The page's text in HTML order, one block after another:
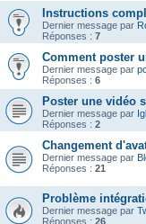
Instructions
Dernier message par
Réponses : 7
Comment poster
Dernier message par
Réponses : 6
Poster une vidéo
Dernier message par
Réponses : 2
Changement
Dernier message par
Réponses : 21
Problème
Dernier message par
Réponses : 26